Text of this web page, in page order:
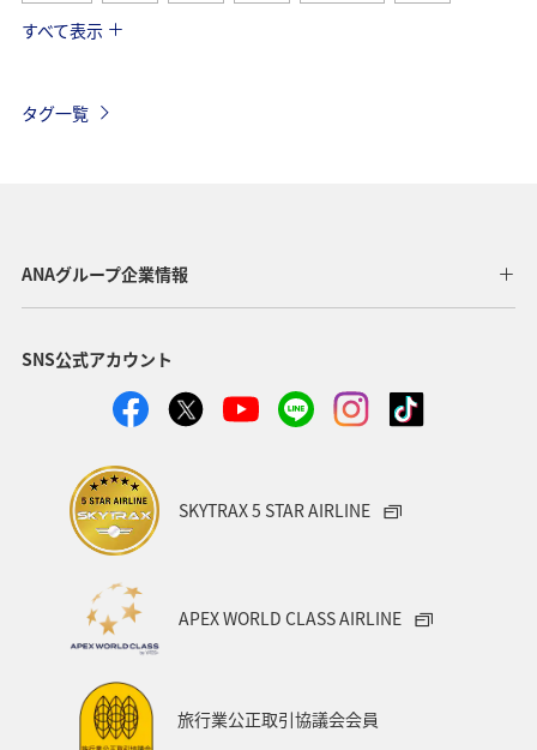
北海道
東京都 九州地方 神奈川県 栃木県
家族旅行 ロウニンアジ（GT）
四国地方 歴史・文化・芸術 西表島
群馬県 鹿児島県
アメリカ アメリカ・カナダ・中南米
中国地方
石垣 沖縄県
富山県 宮崎県
すべて表示
タグ一覧
ANAグループ企業情報
SNS公式アカウント
SKYTRAX 5 STAR AIRLINE
APEX WORLD CLASS AIRLINE
旅行業公正取引協議会会員